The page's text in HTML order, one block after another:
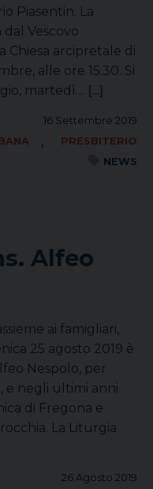
Piasentin. La
Vescovo
Chiesa arcipretale di
alle ore 15.30. Si
martedì… [...]
16 Settembre 2019
,
PRESBITERIO
NEWS
Alfeo
ai famigliari,
25 agosto 2019 è
Nespolo, per
e negli ultimi anni
di Fregona e
La Liturgia
26 Agosto 2019